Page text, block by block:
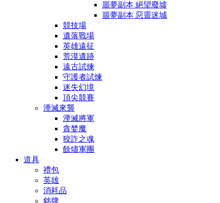
噩夢副本 絕望廢墟
噩夢副本 惡靈迷城
競技場
遺落戰場
英雄遠征
荒漠遺跡
遠古試煉
守護者試煉
迷失幻境
頂尖競賽
湮滅來襲
湮滅將軍
貪婪魔
狡詐之魂
餘燼軍團
道具
禮包
英雄
消耗品
銘牌